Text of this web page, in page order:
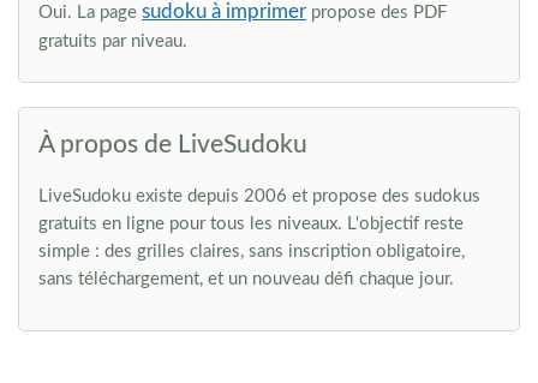
Oui. La page sudoku à imprimer propose des PDF
gratuits par niveau.
À propos de LiveSudoku
LiveSudoku existe depuis 2006 et propose des sudokus
gratuits en ligne pour tous les niveaux. L'objectif reste
simple : des grilles claires, sans inscription obligatoire,
sans téléchargement, et un nouveau défi chaque jour.